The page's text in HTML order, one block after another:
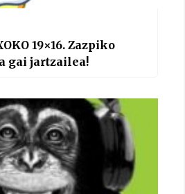
06/30
19×16. Zazpiko
gai jartzailea!